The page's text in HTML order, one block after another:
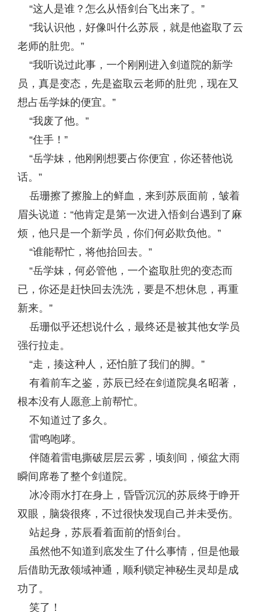
“这人是谁？怎么从悟剑台飞出来了。”
“我认识他，好像叫什么苏辰，就是他盗取了云
老师的肚兜。”
“我听说过此事，一个刚刚进入剑道院的新学
员，真是变态，先是盗取云老师的肚兜，现在又
想占岳学妹的便宜。”
“我废了他。”
“住手！”
“岳学妹，他刚刚想要占你便宜，你还替他说
话。”
岳珊擦了擦脸上的鲜血，来到苏辰面前，皱着
眉头说道：“他肯定是第一次进入悟剑台遇到了麻
烦，他只是一个新学员，你们何必欺负他。”
“谁能帮忙，将他抬回去。”
“岳学妹，何必管他，一个盗取肚兜的变态而
已，你还是赶快回去洗洗，要是不想休息，再重
新来。”
岳珊似乎还想说什么，最终还是被其他女学员
强行拉走。
“走，揍这种人，还怕脏了我们的脚。”
有着前车之鉴，苏辰已经在剑道院臭名昭著，
根本没有人愿意上前帮忙。
不知道过了多久。
雷鸣咆哮。
伴随着雷电撕破层层云雾，顷刻间，倾盆大雨
瞬间席卷了整个剑道院。
冰冷雨水打在身上，昏昏沉沉的苏辰终于睁开
双眼，脑袋很疼，不过很快发现自己并未受伤。
站起身，苏辰看着面前的悟剑台。
虽然他不知道到底发生了什么事情，但是他最
后借助无敌领域神通，顺利锁定神秘生灵却是成
功了。
笑了！